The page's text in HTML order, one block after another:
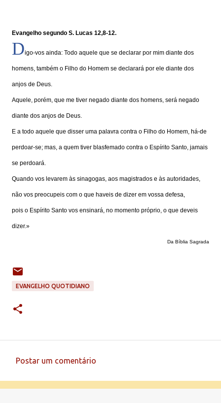
Evangelho segundo S. Lucas 12,8-12.
Digo-vos ainda: Todo aquele que se declarar por mim diante dos
homens, também o Filho do Homem se declarará por ele diante dos
anjos de Deus.
Aquele, porém, que me tiver negado diante dos homens, será negado
diante dos anjos de Deus.
E a todo aquele que disser uma palavra contra o Filho do Homem, há-de
perdoar-se; mas, a quem tiver blasfemado contra o Espírito Santo, jamais
se perdoará.
Quando vos levarem às sinagogas, aos magistrados e às autoridades,
não vos preocupeis com o que haveis de dizer em vossa defesa,
pois o Espírito Santo vos ensinará, no momento próprio, o que deveis
dizer.»
Da Bíblia Sagrada
EVANGELHO QUOTIDIANO
Postar um comentário